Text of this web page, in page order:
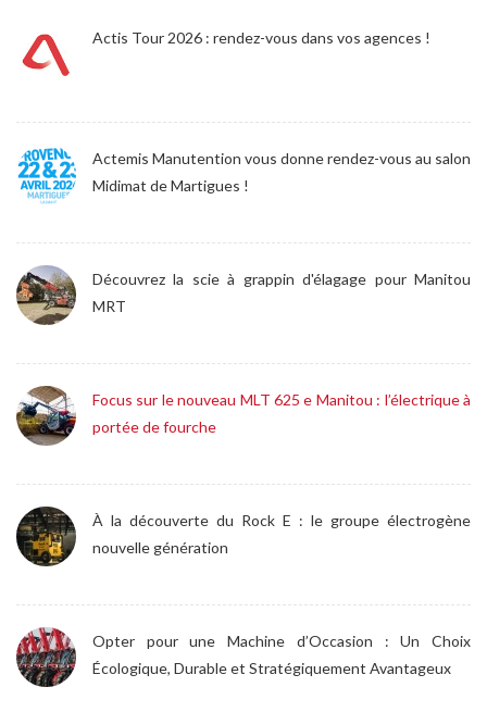
Actis Tour 2026 : rendez-vous dans vos agences !
Actemis Manutention vous donne rendez-vous au salon
Midimat de Martigues !
Découvrez la scie à grappin d'élagage pour Manitou
MRT
Focus sur le nouveau MLT 625 e Manitou : l’électrique à
portée de fourche
À la découverte du Rock E : le groupe électrogène
nouvelle génération
Opter pour une Machine d’Occasion : Un Choix
Écologique, Durable et Stratégiquement Avantageux